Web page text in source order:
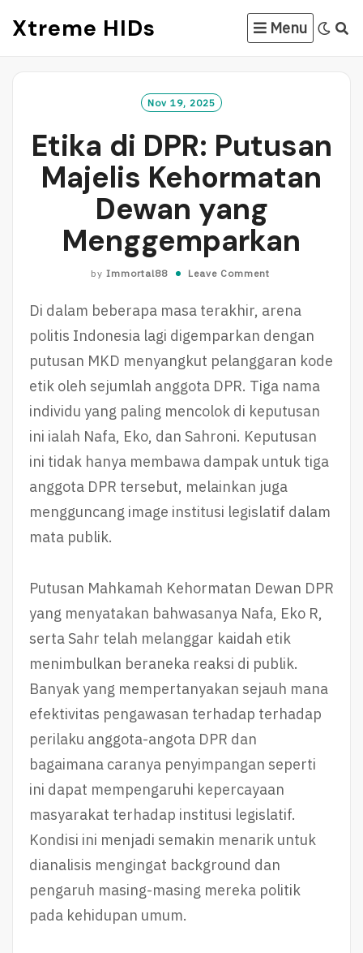
Xtreme HIDs Menu
Nov 19, 2025
Etika di DPR: Putusan
Majelis Kehormatan
Dewan yang
Menggemparkan
by Immortal88 Leave Comment
Di dalam beberapa masa terakhir, arena
politis Indonesia lagi digemparkan dengan
putusan MKD menyangkut pelanggaran kode
etik oleh sejumlah anggota DPR. Tiga nama
individu yang paling mencolok di keputusan
ini ialah Nafa, Eko, dan Sahroni. Keputusan
ini tidak hanya membawa dampak untuk tiga
anggota DPR tersebut, melainkan juga
mengguncang image institusi legislatif dalam
mata publik.
Putusan Mahkamah Kehormatan Dewan DPR
yang menyatakan bahwasanya Nafa, Eko R,
serta Sahr telah melanggar kaidah etik
menimbulkan beraneka reaksi di publik.
Banyak yang mempertanyakan sejauh mana
efektivitas pengawasan terhadap terhadap
perilaku anggota-angota DPR dan
bagaimana caranya penyimpangan seperti
ini dapat mempengaruhi kepercayaan
masyarakat terhadap institusi legislatif.
Kondisi ini menjadi semakin menarik untuk
dianalisis mengingat background dan
pengaruh masing-masing mereka politik
pada kehidupan umum.